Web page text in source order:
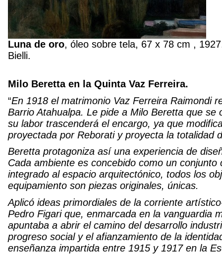
Luna de oro, óleo sobre tela, 67 x 78 cm ,
Bielli.
Milo Beretta en la Quinta Vaz Ferreira.
“En 1918 el matrimonio Vaz Ferreira Raimondi
Barrio Atahualpa. Le pide a Milo Beretta que se
su labor trascenderá el encargo, ya que
proyectada por Reborati y proyecta la totalidad
Beretta protagoniza así una experiencia de
Cada ambiente es concebido como un
integrado al espacio arquitectónico, todos los
equipamiento son piezas originales, únicas.
Aplicó ideas primordiales de la corriente
Pedro Figari que, enmarcada en la vanguardia
apuntaba a abrir el camino del desarrollo
progreso social y el afianzamiento de la
enseñanza impartida entre 1915 y 1917 en la